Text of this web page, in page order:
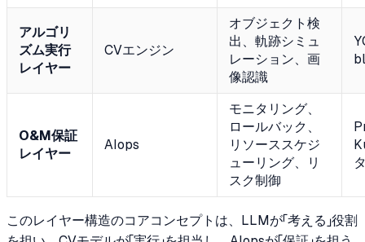
アルゴリ
ズム実行
レイヤー
CVエンジン
オブジェクト検
出、軌跡シミュ
レーション、画
像認識
O&M保証
レイヤー
AIops
モニタリング、
ロールバック、
リソーススケジ
ューリング、リ
スク制御
このレイヤー構造のコアコンセプトは、LLMが「考える」役割